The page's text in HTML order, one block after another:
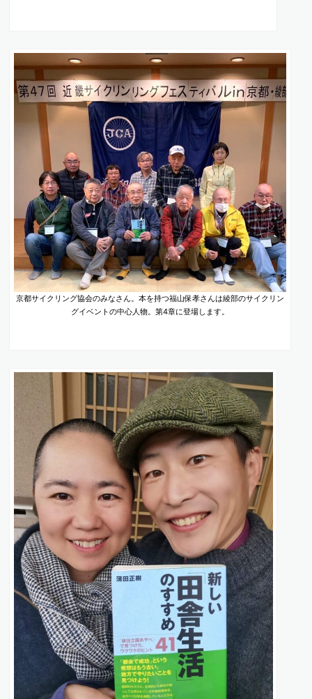
京都サイクリング協会のみなさん。本を持つ福山保孝さんは綾部のサイクリン
グイベントの中心人物。第4章に登場します。